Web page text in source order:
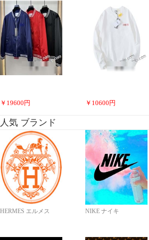
￥ 19600 円 ￥ 10600 円
人気 ブランド
HERMES エルメス NIKE ナイキ